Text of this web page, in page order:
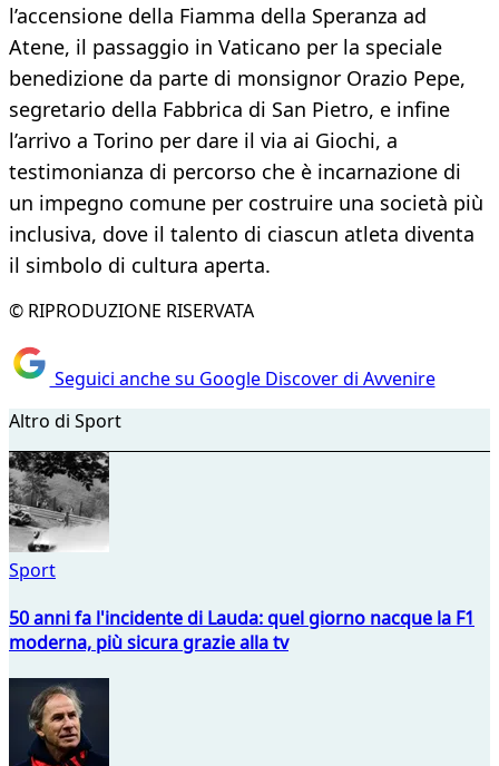
l’accensione della Fiamma della Speranza ad
Atene, il passaggio in Vaticano per la speciale
benedizione da parte di monsignor Orazio Pepe,
segretario della Fabbrica di San Pietro, e infine
l’arrivo a Torino per dare il via ai Giochi, a
testimonianza di percorso che è incarnazione di
un impegno comune per costruire una società più
inclusiva, dove il talento di ciascun atleta diventa
il simbolo di cultura aperta.
© RIPRODUZIONE RISERVATA
Seguici anche su Google Discover di Avvenire
Altro di Sport
Sport
50 anni fa l'incidente di Lauda: quel giorno nacque la F1
moderna, più sicura grazie alla tv